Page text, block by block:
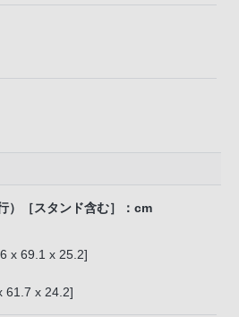
）［スタンド含む］：cm
x 69.1 x 25.2]
61.7 x 24.2]